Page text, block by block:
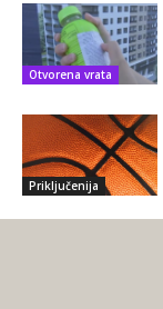
Otvorena vrata
Priključenija